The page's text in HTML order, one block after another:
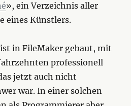
», ein Verzeichnis aller
eines Künstlers.
in FileMaker gebaut, mit
professionell
jetzt auch nicht
war. In einer solchen